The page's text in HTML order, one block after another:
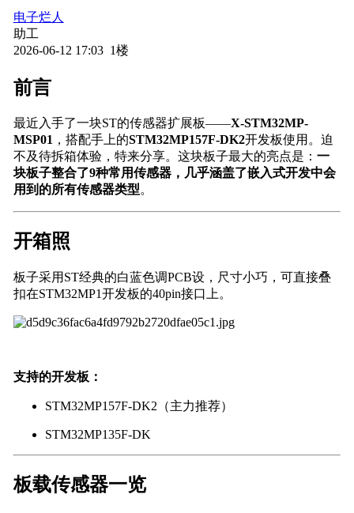
电子烂人
助工
2026-06-12 17:03 1楼
前言
最近入手了一块ST的传感器扩展板——X-STM32MP-
MSP01，搭配手上的STM32MP157F-DK2开发板使用。迫
不及待拆箱体验，特来分享。这块板子最大的亮点是： 一
块板子整合了9种常用传感器，几乎涵盖了嵌入式开发中会
用到的所有传感器类型。
开箱照
板子采用ST经典的白蓝色调PCB设，尺寸小巧，可直接叠
扣在STM32MP1开发板的40pin接口上。
支持的开发板：
STM32MP157F-DK2（主力推荐）
STM32MP135F-DK
板载传感器一览